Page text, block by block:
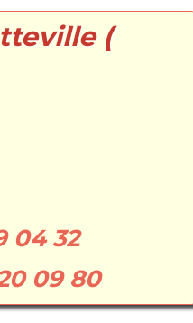
(
04 32
09 80